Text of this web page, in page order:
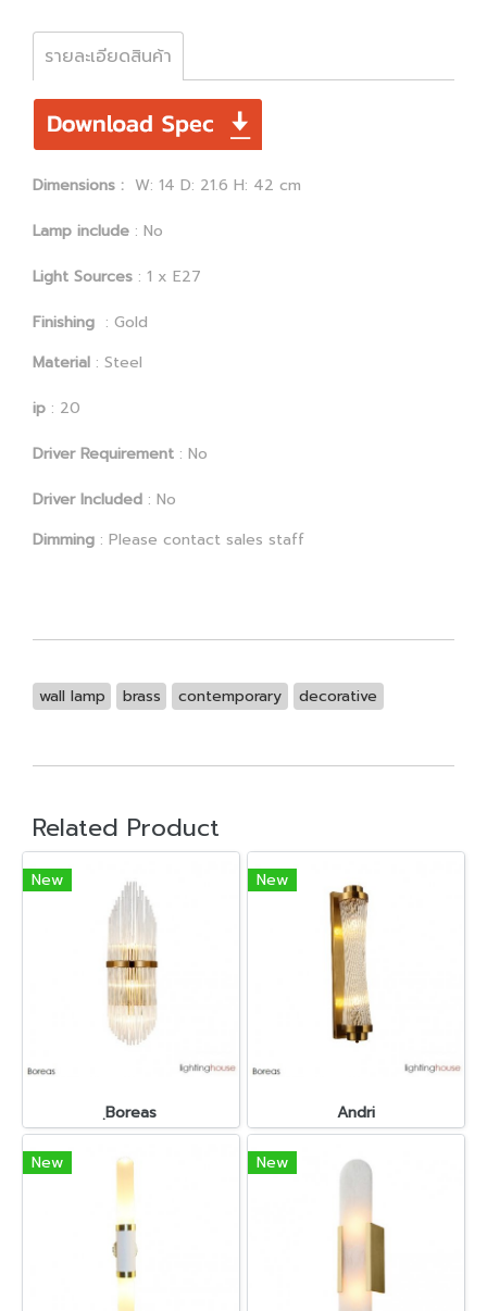
รายละเอียดสินค้า
Dimensions : W: 14 D: 21.6 H: 42 cm
Lamp include : No
Light Sources : 1 x E27
Finishing : Gold
Material : Steel
ip : 20
Driver Requirement : No
Driver Included : No
Dimming : Please contact sales staff
wall lamp brass contemporary decorative
Related Product
New
ฺBoreas
New
Andri
New New